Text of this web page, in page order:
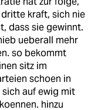
kraft, sich nie
dass sie gewinnt.
ueberall mehr
so bekommt
sitz im
schoen in
auf ewig mit
hinzu